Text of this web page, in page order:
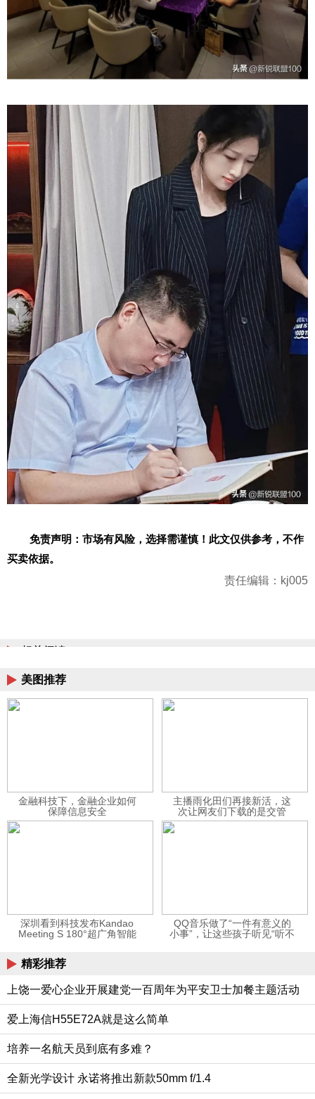
免责声明：市场有风险，选择需谨慎！此文仅供参考，不作
买卖依据。
责任编辑：kj005
相关阅读
美图推荐
金融科技下，金融企业如何
保障信息安全
主播雨化田们再接新活，这
次让网友们下载的是交管
12123APP
深圳看到科技发布Kandao
Meeting S 180°超广角智能
QQ音乐做了“一件有意义的
小事”，让这些孩子听见“听不
精彩推荐
上饶一爱心企业开展建党一百周年为平安卫士加餐主题活动
爱上海信H55E72A就是这么简单
培养一名航天员到底有多难？
全新光学设计 永诺将推出新款50mm f/1.4